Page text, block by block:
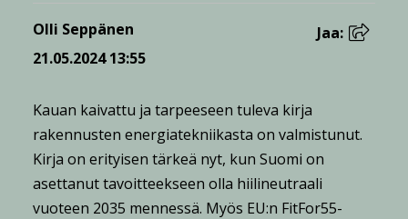
Olli Seppänen
21.05.2024 13:55
Jaa:
Kauan kaivattu ja tarpeeseen tuleva kirja
rakennusten energiatekniikasta on valmistunut.
Kirja on erityisen tärkeä nyt, kun Suomi on
asettanut tavoitteekseen olla hiilineutraali
vuoteen 2035 mennessä. Myös EU:n FitFor55-